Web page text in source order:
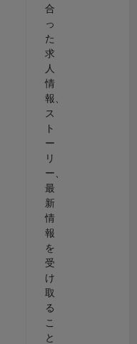
合
っ
た
求
人
情
報、
ス
ト
ー
リ
ー、
最
新
情
報
を
受
け
取
る
こ
と